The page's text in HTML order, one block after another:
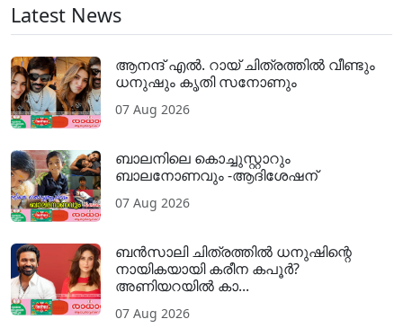
Latest News
ആനന്ദ് എൽ. റായ് ചിത്രത്തിൽ വീണ്ടും
ധനുഷും കൃതി സനോണും
07 Aug 2026
ബാലനിലെ കൊച്ചുസ്റ്റാറും
ബാലനോണവും -ആദിശേഷന്
07 Aug 2026
ബൻസാലി ചിത്രത്തിൽ ധനുഷിന്റെ
നായികയായി കരീന കപൂർ?
അണിയറയിൽ കാ...
07 Aug 2026